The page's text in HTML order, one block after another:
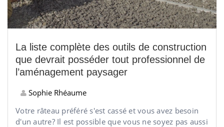
La liste complète des outils de construction
que devrait posséder tout professionnel de
l’aménagement paysager
Sophie Rhéaume
Votre râteau préféré s'est cassé et vous avez besoin
d'un autre? Il est possible que vous ne soyez pas aussi